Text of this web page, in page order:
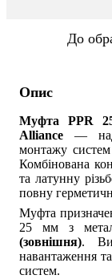
До
Опис
Муфта PPR
Alliance —
монтажу систем
Комбінована
та латунну
повну
Муфта
25 мм з
(зовнішня).
навантаження
систем.